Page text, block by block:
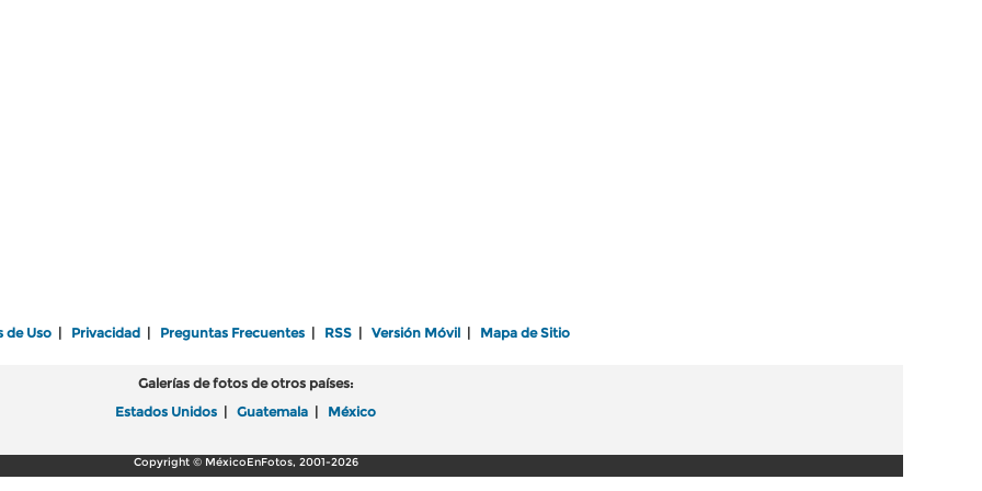
de Uso Privacidad Preguntas Frecuentes RSS Versión Móvil Mapa de Sitio
Galerías de fotos de otros países:
Estados Unidos
Guatemala México
Copyright © MéxicoEnFotos, 2001-2026